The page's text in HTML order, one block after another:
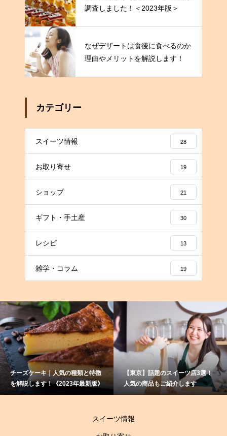
調査しました！＜2023年版＞
なぜデザートは食後に食べるのか
理由やメリットを解説します！
カテゴリー
スイーツ情報 28
お取り寄せ 19
ショップ 21
ギフト・手土産 30
レシピ 13
雑学・コラム 19
ズケーキ｜人気の種類と特徴
説します！《2023年最新版》
【東京】話題のスイーツ店3選！
人気の商品もご紹介します
赤
て
伝
スイーツ情報